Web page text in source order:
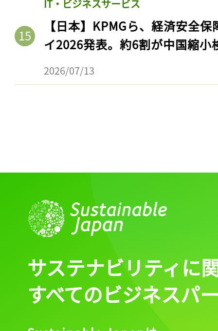
IT・ビジネスサービス
【日本】KPMGら、経済安全
イ2026発表。約6割が中国縮小
2026/07/13
サステナビリティに
すべてのビジネスパ